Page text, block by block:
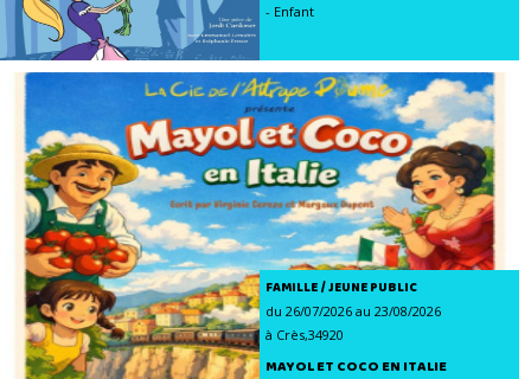
- Enfant
FAMILLE / JEUNE PUBLIC
du 26/07/2026 au 23/08/2026
à Crès,34920
MAYOL ET COCO EN ITALIE